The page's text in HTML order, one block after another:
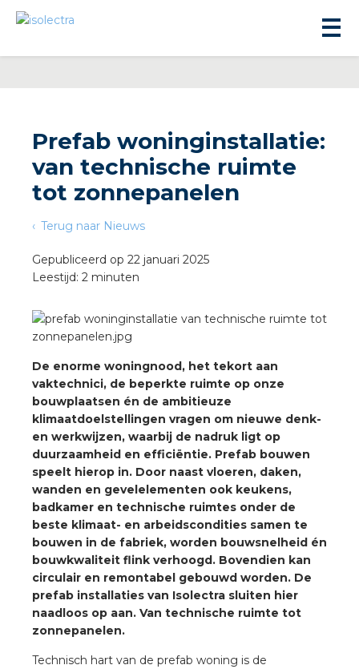
Prefab woninginstallatie:
van technische ruimte
tot zonnepanelen
Terug naar Nieuws
Gepubliceerd op 22 januari 2025
Leestijd: 2 minuten
De enorme woningnood, het tekort aan
vaktechnici, de beperkte ruimte op onze
bouwplaatsen én de ambitieuze
klimaatdoelstellingen vragen om nieuwe denk-
en werkwijzen, waarbij de nadruk ligt op
duurzaamheid en efficiëntie. Prefab bouwen
speelt hierop in. Door naast vloeren, daken,
wanden en gevelelementen ook keukens,
badkamer en technische ruimtes onder de
beste klimaat- en arbeidscondities samen te
bouwen in de fabriek, worden bouwsnelheid én
bouwkwaliteit flink verhoogd. Bovendien kan
circulair en remontabel gebouwd worden. De
prefab installaties van Isolectra sluiten hier
naadloos op aan. Van technische ruimte tot
zonnepanelen.
Technisch hart van de prefab woning is de
installeren
installeren
installeren
installeren in beton
installeren in de tuinbouw